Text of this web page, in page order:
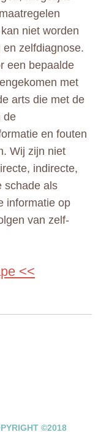
niet worden
zelfdiagnose.
een bepaalde
met
arts die met de
de
en fouten
Wij zijn niet
indirecte,
schade als
informatie op
van zelf-
<<
©2018